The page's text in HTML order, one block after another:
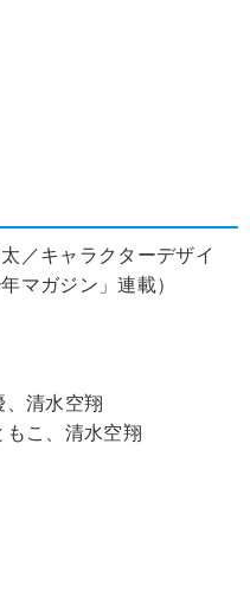
／キャラクターデザイ
マガジン」連載）
、清水空翔
こ、清水空翔